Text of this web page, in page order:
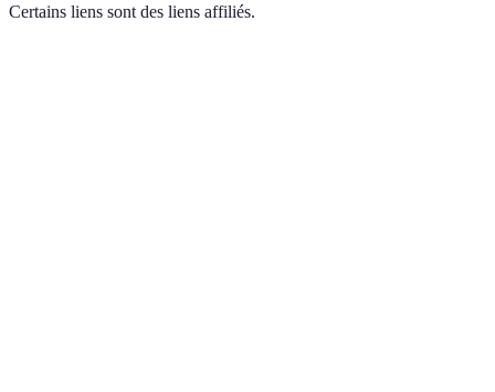
Certains liens sont des liens affiliés.